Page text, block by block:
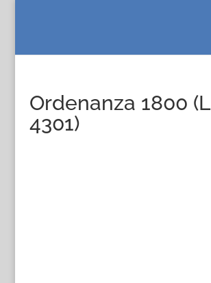
Ordenanza 1800
4301)